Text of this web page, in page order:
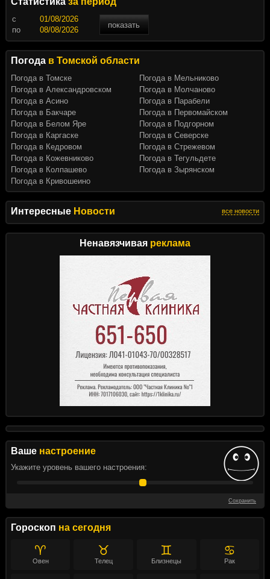
Интересные Новости все новости
Ненавязчивая реклама
Ваше настроение
Укажите уровень вашего настроения:
Сохранить
Гороскоп на сегодня
♈
Овен
♉
Телец
♊
Близнецы
♋
Рак
c
показать
по
Погода в Томской области
Погода в Томске
Погода в Александровском
Погода в Асино
Погода в Бакчаре
Погода в Белом Яре
Погода в Каргаске
Погода в Кедровом
Погода в Кожевниково
Погода в Колпашево
Погода в Кривошеино
Погода в Мельниково
Погода в Молчаново
Погода в Парабели
Погода в Первомайском
Погода в Подгорном
Погода в Северске
Погода в Стрежевом
Погода в Тегульдете
Погода в Зырянском